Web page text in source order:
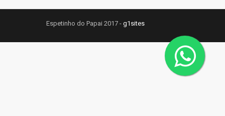
Espetinho do Papai 2017 - g1sites